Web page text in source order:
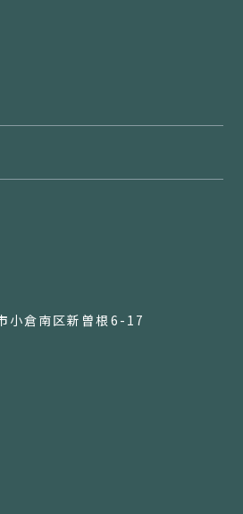
小倉南区新曽根6-17